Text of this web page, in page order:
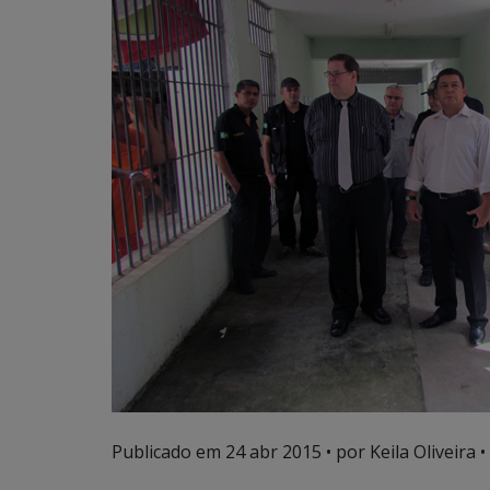
Publicado em 24 abr 2015 • por Keila Oliveira •